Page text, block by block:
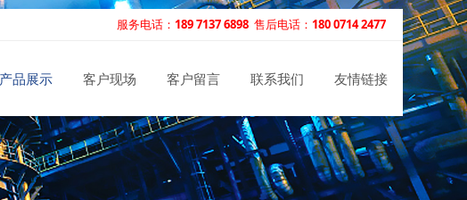
服务电话： 189 7137 6898 售后电话： 180 0714 2477
产品展示 客户现场 客户留言 联系我们 友情链接